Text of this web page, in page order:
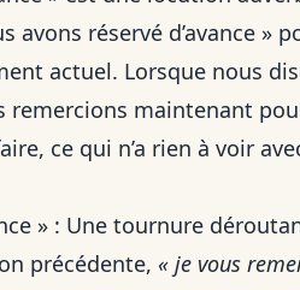
avons réservé d’avance »
actuel. Lorsque nous
remercions maintenant
ce qui n’a rien à voir
» : Une tournure
précédente, « je vous